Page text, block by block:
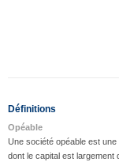
Définitions
Opéable
Une société opéable est une
dont le capital est largement